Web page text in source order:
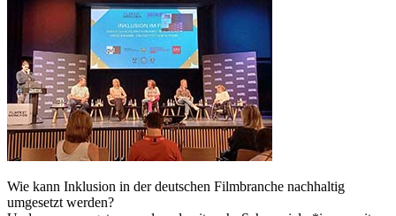
Wie kann Inklusion in der deutschen Filmbranche nachhaltig
umgesetzt werden?